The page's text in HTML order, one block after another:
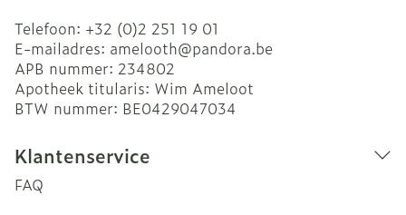
Telefoon: +32 (0)2 251 19 01
E-mailadres: amelooth@pandora.be
APB nummer: 234802
Apotheek titularis: Wim Ameloot
BTW nummer: BE0429047034
Klantenservice
FAQ